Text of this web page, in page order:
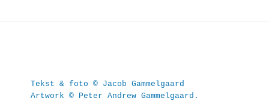
Tekst & foto © Jacob Gammelgaard
Artwork © Peter Andrew Gammelgaard.